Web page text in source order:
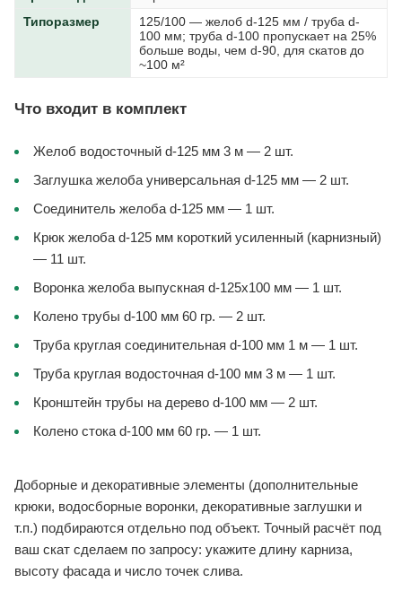
Типоразмер
125/100 — желоб d-125 мм / труба d-
100 мм; труба d-100 пропускает на 25%
больше воды, чем d-90, для скатов до
~100 м²
Что входит в комплект
Желоб водосточный d-125 мм 3 м — 2 шт.
Заглушка желоба универсальная d-125 мм — 2 шт.
Соединитель желоба d-125 мм — 1 шт.
Крюк желоба d-125 мм короткий усиленный (карнизный)
— 11 шт.
Воронка желоба выпускная d-125x100 мм — 1 шт.
Колено трубы d-100 мм 60 гр. — 2 шт.
Труба круглая соединительная d-100 мм 1 м — 1 шт.
Труба круглая водосточная d-100 мм 3 м — 1 шт.
Кронштейн трубы на дерево d-100 мм — 2 шт.
Колено стока d-100 мм 60 гр. — 1 шт.
Доборные и декоративные элементы (дополнительные
крюки, водосборные воронки, декоративные заглушки и
т.п.) подбираются отдельно под объект. Точный расчёт под
ваш скат сделаем по запросу: укажите длину карниза,
высоту фасада и число точек слива.